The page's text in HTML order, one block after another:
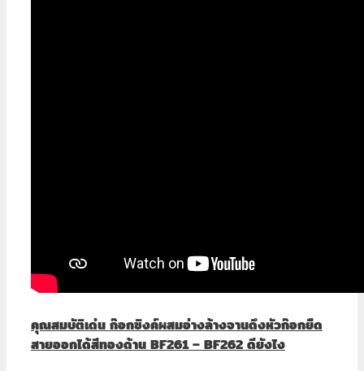
คุณสมบัติเด่น ก๊อกซิงค์ผสมอ่างล้างจานดึงหัวก๊อกยืด
สายออกได้สีทองด้าน BF261 – BF262 ดียังไง